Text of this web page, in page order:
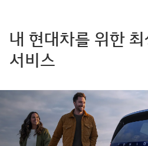
800-
633-
5151
웹사이트의
접근성은
WCAG
내 현대차를 위한
서비스